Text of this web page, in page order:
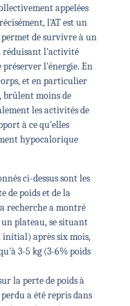
appelées
l'AT est un
de survivre à un
réduisant l'activité
l'énergie. En
et en particulier
brûlent moins de
les activités de
à ce qu'elles
hypocalorique
ci-dessus sont les
de poids et de la
recherche a montré
plateau, se situant
initial) après six mois,
3-5 kg (3-6% poids
la perte de poids à
a été repris dans